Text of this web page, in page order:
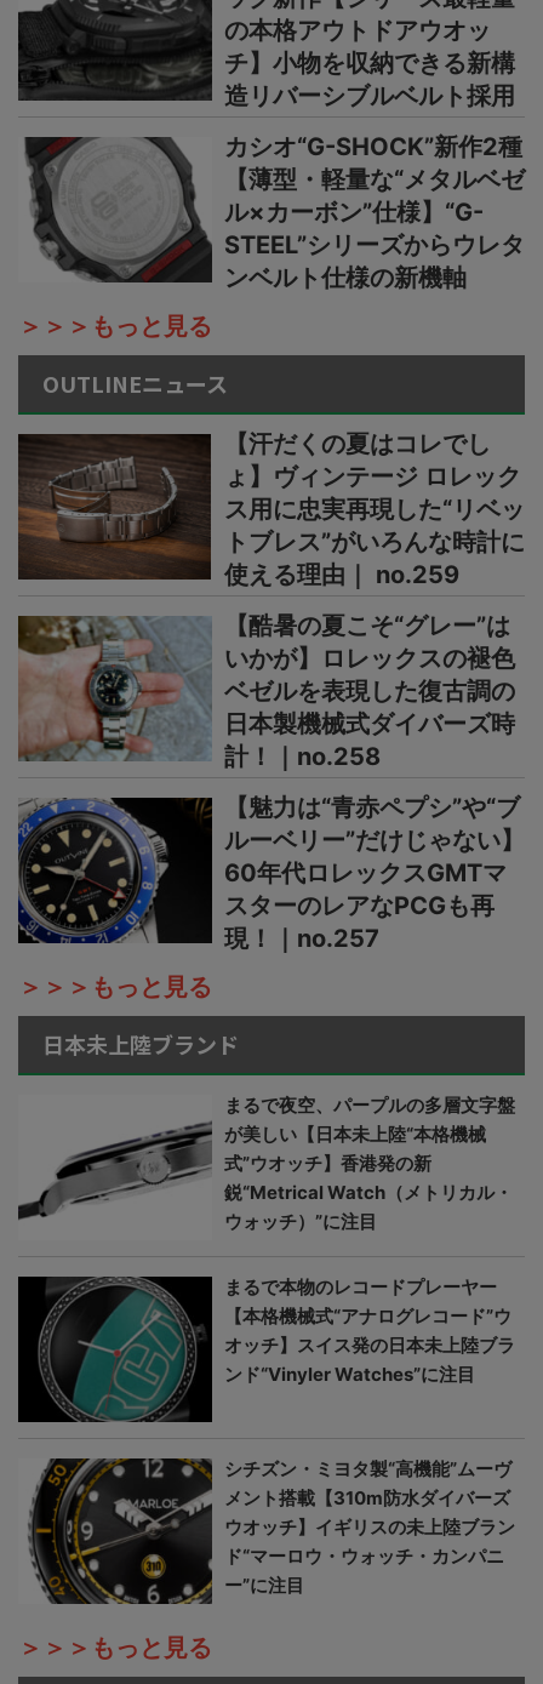
の本格アウトドアウオッ
チ】小物を収納できる新構
造リバーシブルベルト採用
カシオ“G-SHOCK”新作2種
【薄型・軽量な“メタルベゼ
ル×カーボン”仕様】“G-
STEEL”シリーズからウレタ
ンベルト仕様の新機軸
＞＞＞もっと見る
OUTLINEニュース
【汗だくの夏はコレでし
ょ】ヴィンテージ ロレック
ス用に忠実再現した“リベッ
トブレス”がいろんな時計に
使える理由｜ no.259
【酷暑の夏こそ“グレー”は
いかが】ロレックスの褪色
ベゼルを表現した復古調の
日本製機械式ダイバーズ時
計！｜no.258
【魅力は“青赤ペプシ”や“ブ
ルーベリー”だけじゃない】
60年代ロレックスGMTマ
スターのレアなPCGも再
現！｜no.257
＞＞＞もっと見る
日本未上陸ブランド
まるで夜空、パープルの多層文字盤
が美しい【日本未上陸“本格機械
式”ウオッチ】香港発の新
鋭“Metrical Watch（メトリカル・
ウォッチ）”に注目
まるで本物のレコードプレーヤー
【本格機械式“アナログレコード”ウ
オッチ】スイス発の日本未上陸ブラ
ンド“Vinyler Watches”に注目
シチズン・ミヨタ製“高機能”ムーヴ
メント搭載【310m防水ダイバーズ
ウオッチ】イギリスの未上陸ブラン
ド“マーロウ・ウォッチ・カンパニ
ー”に注目
＞＞＞もっと見る